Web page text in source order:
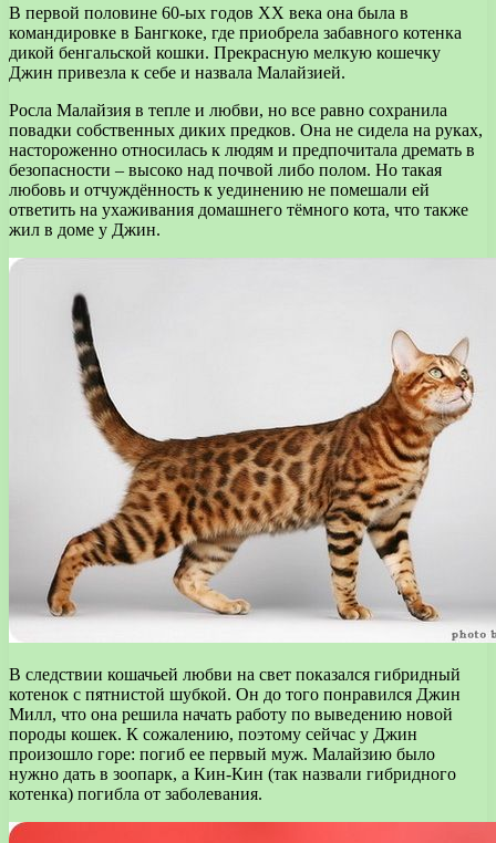
В первой половине 60-ых годов XX века она была в
командировке в Бангкоке, где приобрела забавного котенка
дикой бенгальской кошки. Прекрасную мелкую кошечку
Джин привезла к себе и назвала Малайзией.
Росла Малайзия в тепле и любви, но все равно сохранила
повадки собственных диких предков. Она не сидела на руках,
настороженно относилась к людям и предпочитала дремать в
безопасности – высоко над почвой либо полом. Но такая
любовь и отчуждённость к уединению не помешали ей
ответить на ухаживания домашнего тёмного кота, что также
жил в доме у Джин.
В следствии кошачьей любви на свет показался гибридный
котенок с пятнистой шубкой. Он до того понравился Джин
Милл, что она решила начать работу по выведению новой
породы кошек. К сожалению, поэтому сейчас у Джин
произошло горе: погиб ее первый муж. Малайзию было
нужно дать в зоопарк, а Кин-Кин (так назвали гибридного
котенка) погибла от заболевания.